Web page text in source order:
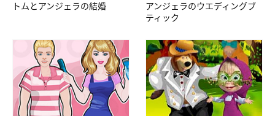
トムとアンジェラの結婚
アンジェラのウエディングブ
ティック